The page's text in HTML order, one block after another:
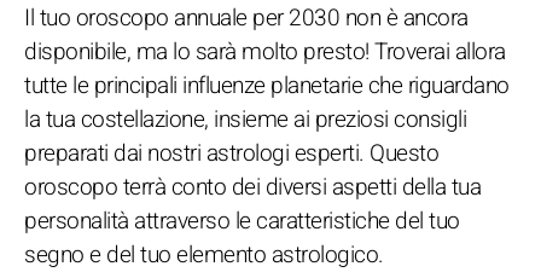
Il tuo oroscopo annuale per 2030 non è ancora
disponibile, ma lo sarà molto presto! Troverai allora
tutte le principali influenze planetarie che riguardano
la tua costellazione, insieme ai preziosi consigli
preparati dai nostri astrologi esperti. Questo
oroscopo terrà conto dei diversi aspetti della tua
personalità attraverso le caratteristiche del tuo
segno e del tuo elemento astrologico.